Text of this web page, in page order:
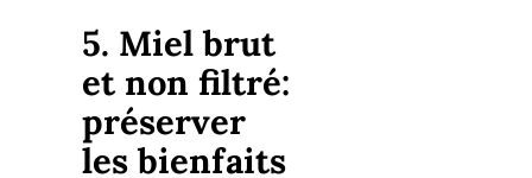
5. Miel brut
et non filtré:
préserver
les bienfaits